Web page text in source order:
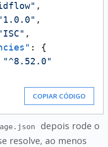
,
,
,
:
{
"^8.52.0"
COPIAR CÓDIGO
depois rode o
resolve, ao menos